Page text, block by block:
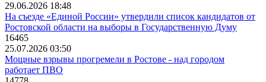
29.06.2026 18:48
На съезде «Единой России» утвердили список кандидатов от
Ростовской области на выборы в Государственную Думу
16465
25.07.2026 03:50
Мощные взрывы прогремели в Ростове - над городом
работает ПВО